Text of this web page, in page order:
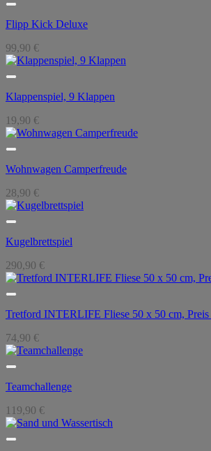
Flipp Kick Deluxe
99,90 €
Klappenspiel, 9 Klappen
19,90 €
Wohnwagen Camperfreude
28,90 €
Kugelbrettspiel
290,90 €
Tretford INTERLIFE Fliese 50 x 50 cm, Preis
74,90 €
Teamchallenge
119,90 €